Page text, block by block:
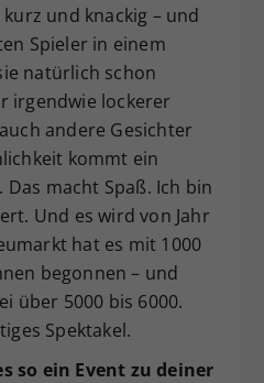
und knackig – und
Spieler in einem
natürlich schon
irgendwie lockerer
andere Gesichter
kommt ein
macht Spaß. Ich bin
Und es wird von Jahr
hat es mit 1000
begonnen – und
über 5000 bis 6000.
Spektakel.
so ein Event zu deiner